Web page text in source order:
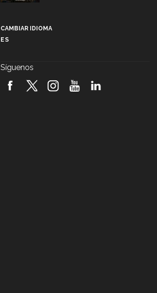
robótica FIRST 2026! (video)
CAMBIAR IDIOMA
ES
Síguenos